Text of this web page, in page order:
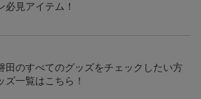
必見アイテム！
田のすべてのグッズをチェックしたい方
ズ一覧はこちら！